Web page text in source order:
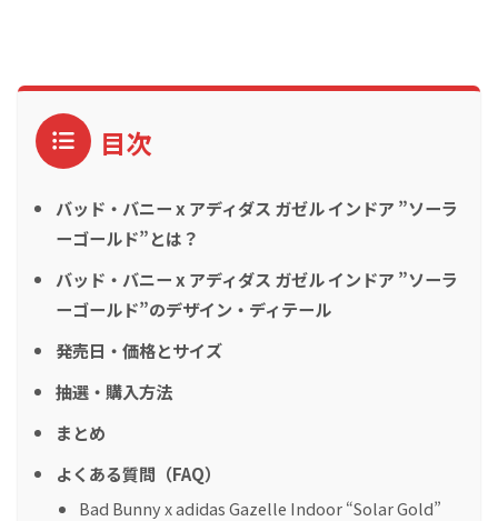
目次
バッド・バニー x アディダス ガゼル インドア ”ソーラ
ーゴールド”とは？
バッド・バニー x アディダス ガゼル インドア ”ソーラ
ーゴールド”のデザイン・ディテール
発売日・価格とサイズ
抽選・購入方法
まとめ
よくある質問（FAQ）
Bad Bunny x adidas Gazelle Indoor “Solar Gold”